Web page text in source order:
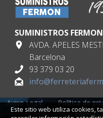
SUMINISTROS
AVDA. APELES
Barcelona
93 379 03 20
Aviso Legal Política de
Este sitio web utiliza cookies,